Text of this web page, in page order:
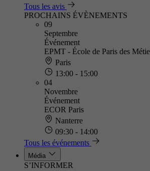
Tous les avis
PROCHAINS ÉVÈNEMENTS
09
Septembre
Événement
EPMT - École de Paris des
Paris
13:00 - 15:00
04
Novembre
Événement
ECOR Paris
Nanterre
09:30 - 14:00
Tous les événements
Média
S’INFORMER